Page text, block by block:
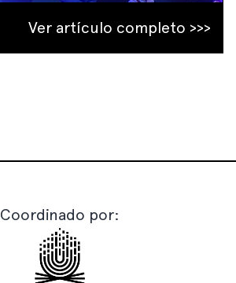
Ver artículo completo >>>
Coordinado por: